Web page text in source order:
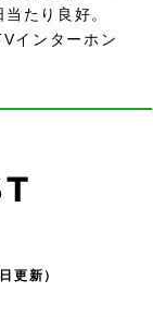
たり良好。
インターホン
更新）